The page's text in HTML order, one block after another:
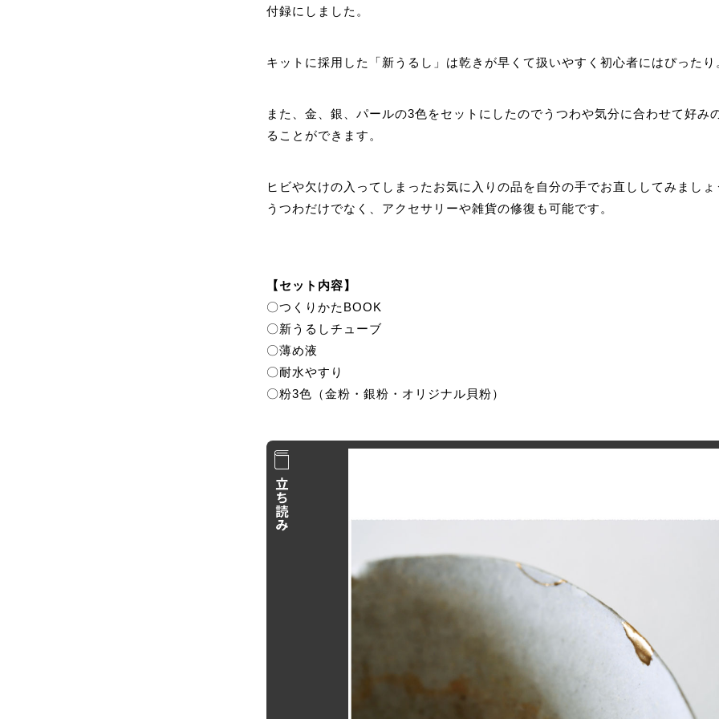
付録にしました。
キットに採用した「新うるし」は乾きが早くて扱いやすく初心者にはぴったり
また、金、銀、パールの3色をセットにしたのでうつわや気分に合わせて好み
ることができます。
ヒビや欠けの入ってしまったお気に入りの品を自分の手でお直ししてみましょ
うつわだけでなく、アクセサリーや雑貨の修復も可能です。
【セット内容】
〇つくりかたBOOK
〇新うるしチューブ
〇薄め液
〇耐水やすり
〇粉3色（金粉・銀粉・オリジナル貝粉）